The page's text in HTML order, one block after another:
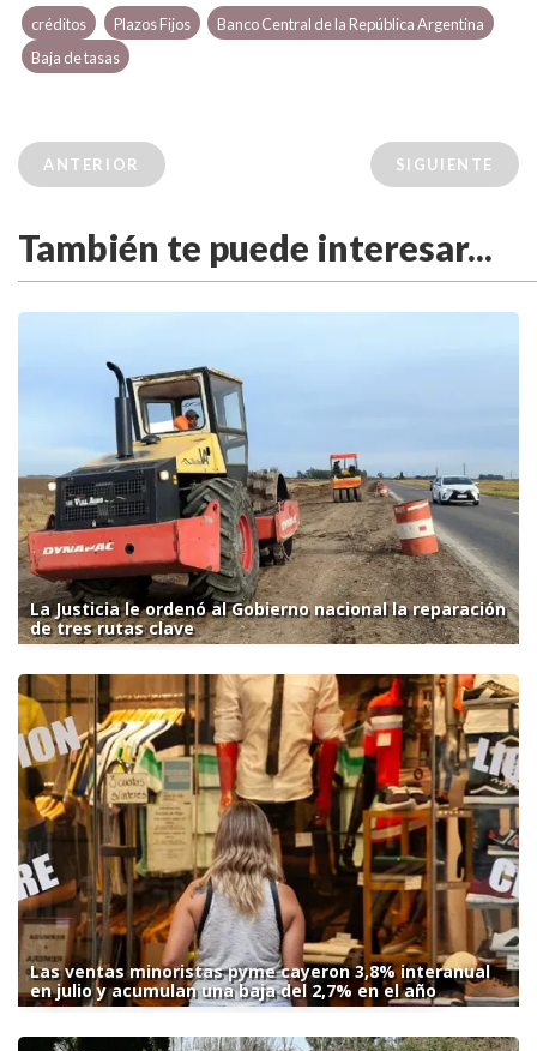
créditos Plazos Fijos
Banco Central de la República Argentina
Baja de tasas
ANTERIOR SIGUIENTE
También te puede interesar...
La Justicia le ordenó al Gobierno nacional la reparación
de tres rutas clave
Las ventas minoristas pyme cayeron 3,8% interanual
en julio y acumulan una baja del 2,7% en el año